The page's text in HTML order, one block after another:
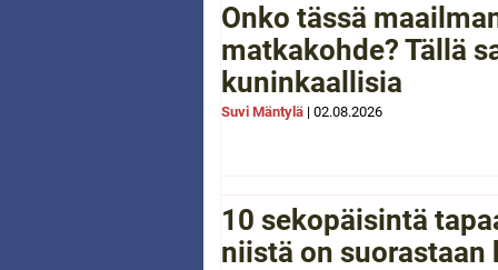
Onko tässä
matkakohde? Tällä
kuninkaallisia
Suvi Mäntylä | 02.08.2026
10 sekopäisintä
niistä on suorastaan